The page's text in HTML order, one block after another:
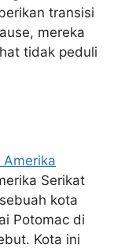
transisi
mereka
tidak peduli
Amerika
Serikat
kota
Potomac di
Kota ini